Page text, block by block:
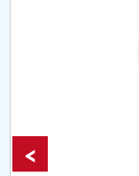
Protecția datelor
UNIVERSITATE
Comisie de etica
<